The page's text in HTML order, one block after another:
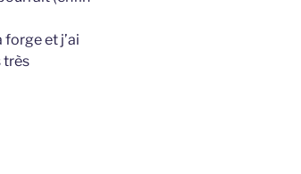
et j’ai
très